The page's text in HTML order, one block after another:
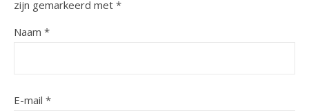
zijn gemarkeerd met *
Naam *
E-mail *